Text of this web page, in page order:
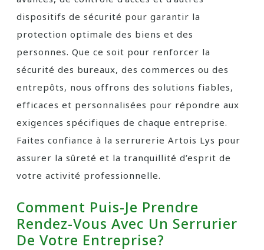
dispositifs de sécurité pour garantir la
protection optimale des biens et des
personnes. Que ce soit pour renforcer la
sécurité des bureaux, des commerces ou des
entrepôts, nous offrons des solutions fiables,
efficaces et personnalisées pour répondre aux
exigences spécifiques de chaque entreprise.
Faites confiance à la serrurerie Artois Lys pour
assurer la sûreté et la tranquillité d’esprit de
votre activité professionnelle.
Comment Puis-Je Prendre
Rendez-Vous Avec Un Serrurier
De Votre Entreprise?